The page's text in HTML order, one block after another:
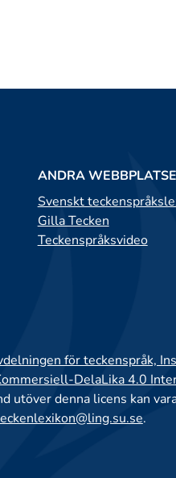
ANDRA
Svenskt
Gilla Tecken
Teckenspråksvideo
för teckenspråk,
DelaLika 4.0
utöver denna licens kan
.